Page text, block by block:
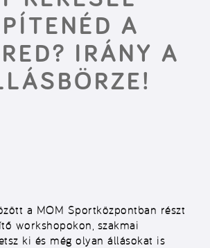
A
IRÁNY A
a MOM Sportközpontban részt
workshopokon, szakmai
ki és még olyan állásokat is